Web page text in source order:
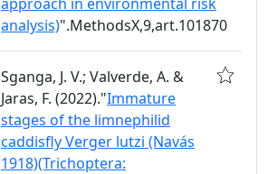
analysis)".MethodsX,9,art.101870
Sganga, J. V.; Valverde, A. &
Jaras, F. (2022)."Immature
stages of the limnephilid
caddisfly Verger lutzi (Navás
1918)(Trichoptera: